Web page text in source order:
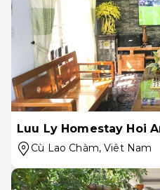
Luu Ly Homestay Hoi
Cù Lao Chàm, Viêt Nam